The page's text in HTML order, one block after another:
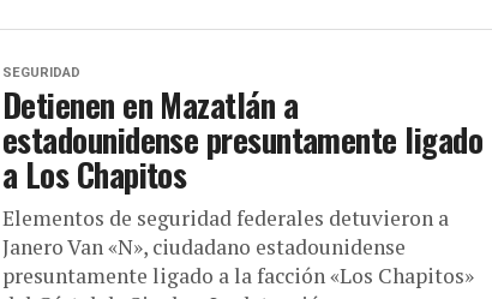
SEGURIDAD
Detienen en Mazatlán a
estadounidense presuntamente ligado
a Los Chapitos
Elementos de seguridad federales detuvieron a
Janero Van «N», ciudadano estadounidense
presuntamente ligado a la facción «Los Chapitos»